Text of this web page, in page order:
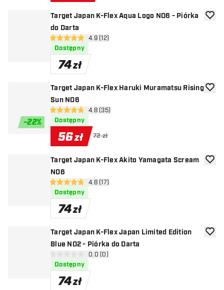
Target Japan K-Flex Aqua Logo NO6 - Piórka
do Darta
otwórz panel recenzji
4.9 gwiazdki oceny
4.9 (12)
Dostępny
74zł
-22%
Target Japan K-Flex Haruki Muramatsu Rising
Sun NO6
otwórz panel recenzji
4.8 gwiazdki oceny
4.8 (35)
Dostępny
56zł 72 zł
dodaj
Target Japan K-Flex Akito Yamagata Scream
NO6
otwórz panel recenzji
4.8 gwiazdki oceny
4.8 (17)
Dostępny
74zł
Target Japan K-Flex Japan Limited Edition
Blue NO2 - Piórka do Darta
otwórz panel recenzji
0 gwiazdki oceny0.0 (0)
Dostępny
74zł